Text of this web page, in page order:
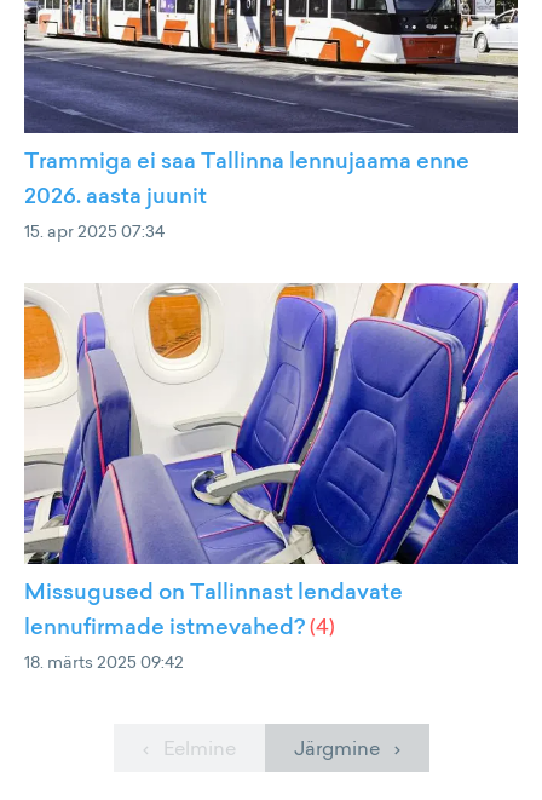
Trammiga ei saa Tallinna lennujaama enne
2026. aasta juunit
15. apr 2025 07:34
Missugused on Tallinnast lendavate
lennufirmade istmevahed?(4)
18. märts 2025 09:42
‹ Eelmine Järgmine ›